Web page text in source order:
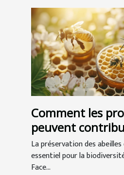
Comment les
peuvent
préservation des
La préservation des
essentiel pour la
Face...